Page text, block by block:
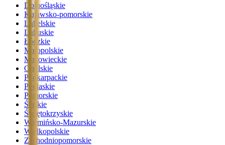
Dolnośląskie
Kujawsko-pomorskie
Lubelskie
Lubuskie
Łódzkie
Małopolskie
Mazowieckie
Opolskie
Podkarpackie
Podlaskie
Pomorskie
Śląskie
Świętokrzyskie
Warmińsko-Mazurskie
Wielkopolskie
Zachodniopomorskie